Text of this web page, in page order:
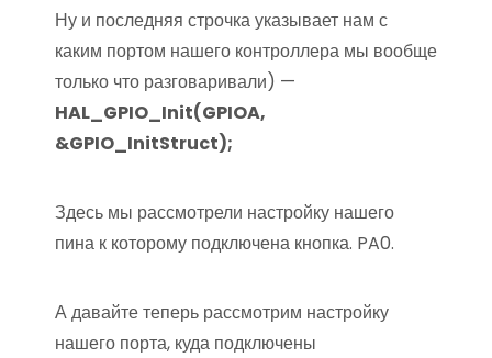
Ну и последняя строчка указывает нам с
каким портом нашего контроллера мы вообще
только что разговаривали) —
HAL_GPIO_Init(GPIOA,
&GPIO_InitStruct);
Здесь мы рассмотрели настройку нашего
пина к которому подключена кнопка. PA0.
А давайте теперь рассмотрим настройку
нашего порта, куда подключены